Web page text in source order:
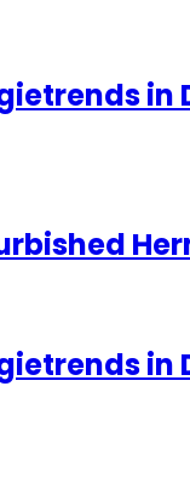
in
in